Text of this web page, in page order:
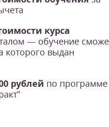
курса
— обучение
которого выдан
рублей по программе